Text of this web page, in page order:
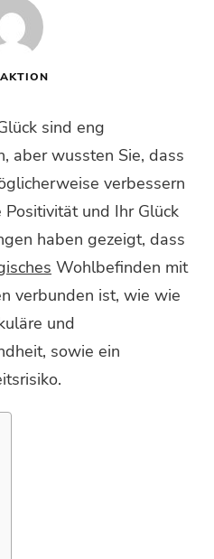
sind eng
aber wussten Sie, dass
verbessern
Positivität und Ihr Glück
haben gezeigt, dass
Wohlbefinden mit
verbunden ist, wie wie
und
sowie ein